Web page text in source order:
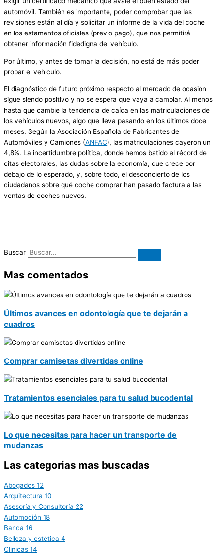
automóvil. También es importante, poder comprobar que las
revisiones están al día y solicitar un informe de la vida del coche
en los estamentos oficiales (previo pago), que nos permitirá
obtener información fidedigna del vehículo.
Por último, y antes de tomar la decisión, no está de más poder
probar el vehículo.
El diagnóstico de futuro próximo respecto al mercado de ocasión
sigue siendo positivo y no se espera que vaya a cambiar. Al menos
hasta que cambie la tendencia de caída en las matriculaciones de
los vehículos nuevos, algo que lleva pasando en los últimos doce
meses. Según la Asociación Española de Fabricantes de
Automóviles y Camiones (ANFAC), las matriculaciones cayeron un
4,8%. La incertidumbre política, donde hemos batido el récord de
citas electorales, las dudas sobre la economía, que crece por
debajo de lo esperado, y, sobre todo, el desconcierto de los
ciudadanos sobre qué coche comprar han pasado factura a las
ventas de coches nuevos.
Buscar
Mas comentados
Últimos avances en odontología que te dejarán a
cuadros
Comprar camisetas divertidas online
Tratamientos esenciales para tu salud bucodental
Lo que necesitas para hacer un transporte de
mudanzas
Las categorias mas buscadas
Abogados 12
Arquitectura 10
Asesoría y Consultoría 22
Automoción 18
Banca 16
Belleza y estética 4
Clinicas 14